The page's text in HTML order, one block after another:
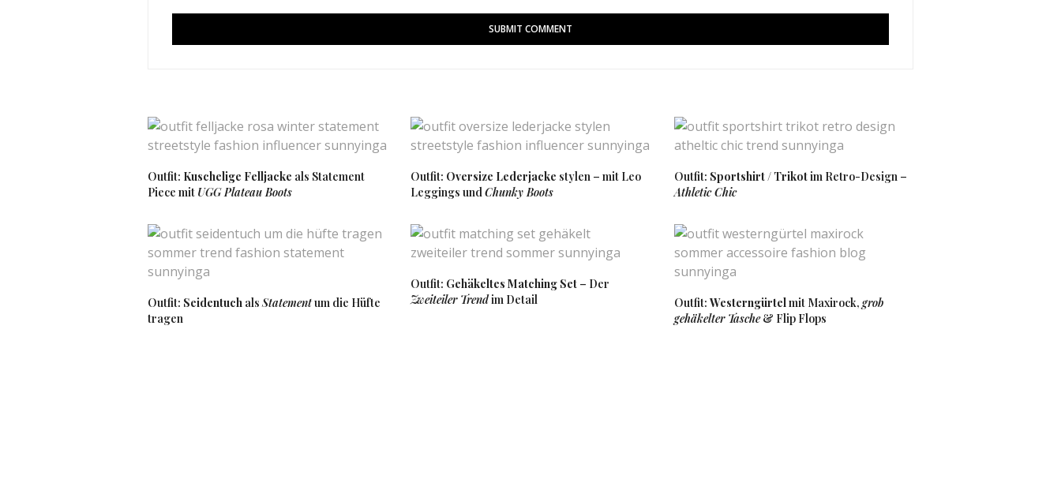
ANNA SAGT:
27. JULI 2017 UM 14:34 UHR
KATHI SAGT:
26. JULI 2017 UM 15:27 UHR
Ein wirklich super schöner Look meine Liebe! Das Spitzenkleid ist wunderschön und der kleine Rucksack passt einfach perfekt zu den
http://www.meetthehappygirl.com
SUNNYINGA SAGT:
Outfit: Kuschelige Felljacke als Statement
Piece mit UGG Plateau Boots
Outfit: Oversize Lederjacke stylen – mit Leo
Leggings undChunky Boots
Outfit: Sportshirt / Trikotim Retro-Design –
Athletic Chic
Outfit: Seidentuch alsStatementum die Hüfte
tragen
Outfit: Gehäkeltes Matching Set – Der
Zweiteiler Trendim Detail Outfit: Westerngürtelmit Maxirock, grob
gehäkelter Tasche& Flip Flops